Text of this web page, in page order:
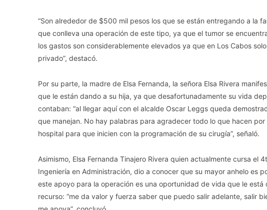
“Son alrededor de $500 mil pesos los que se están entregando a la
que conlleva una operación de este tipo, ya que el tumor se
los gastos son considerablemente elevados ya que en Los Cabos
privado”, destacó.
Por su parte, la madre de Elsa Fernanda, la señora Elsa Rivera
que le están dando a su hija, ya que desafortunadamente su vida
contaban: “al llegar aquí con el alcalde Oscar Leggs queda
que manejan. No hay palabras para agradecer todo lo que hacen
hospital para que inicien con la programación de su cirugía”, señaló.
Asimismo, Elsa Fernanda Tinajero Rivera quien actualmente cursa el
Ingeniería en Administración, dio a conocer que su mayor anhelo es
este apoyo para la operación es una oportunidad de vida que le
recurso: “me da valor y fuerza saber que puedo salir adelante, salir